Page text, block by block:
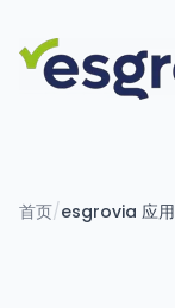
首页/esgrovia 应用